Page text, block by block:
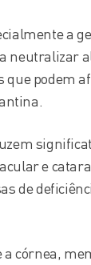
a
neutralizar
que podem
e
de
a córnea,